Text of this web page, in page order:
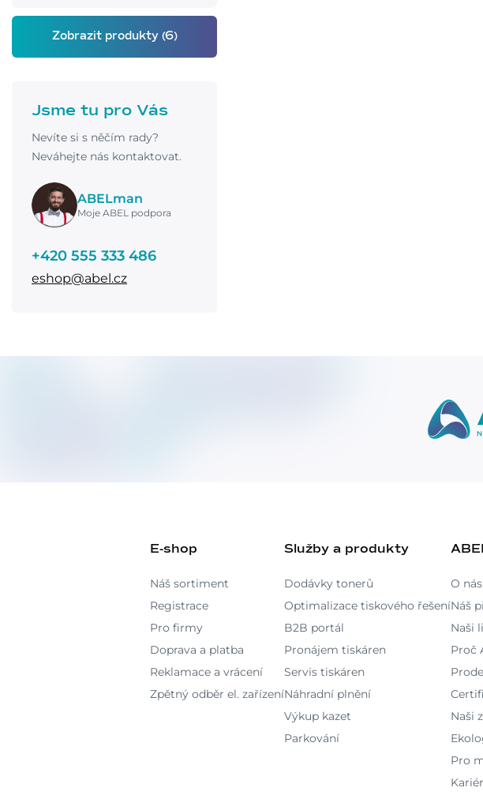
Jsme tu pro Vás
Nevíte si s něčím rady?
Neváhejte nás kontaktovat.
ABELman
Moje ABEL podpora
+420 555 333 486
eshop@abel.cz
E-shop
Náš sortiment
Registrace
Pro firmy
Doprava a platba
Reklamace a vrácení
Zpětný odběr el. zařízení
Služby a produkty
Dodávky tonerů
Optimalizace tiskového řešení
B2B portál
Pronájem tiskáren
Servis tiskáren
Náhradní plnění
Výkup kazet
Parkování
O nás
Náš
Naši
Proč
Naši
Pro